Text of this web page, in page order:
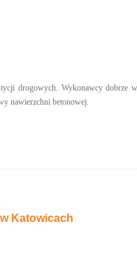
drogowych. Wykonawcy
nawierzchni betonowej.
Katowicach